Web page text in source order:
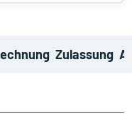
Zulassung